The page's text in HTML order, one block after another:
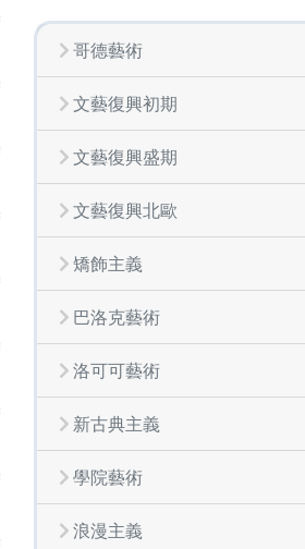
哥德藝術
文藝復興初期
文藝復興盛期
文藝復興北歐
矯飾主義
巴洛克藝術
洛可可藝術
新古典主義
學院藝術
浪漫主義